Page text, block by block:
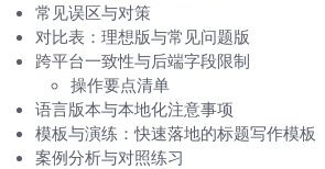
常见误区与对策
对比表：理想版与常见问题版
跨平台一致性与后端字段限制
操作要点清单
语言版本与本地化注意事项
模板与演练：快速落地的标题写作模板
案例分析与对照练习